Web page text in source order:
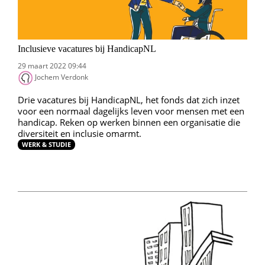
Inclusieve vacatures bij HandicapNL
29 maart 2022 09:44
Jochem Verdonk
Drie vacatures bij HandicapNL, het fonds dat zich inzet
voor een normaal dagelijks leven voor mensen met een
handicap. Reken op werken binnen een organisatie die
diversiteit en inclusie omarmt.
WERK & STUDIE